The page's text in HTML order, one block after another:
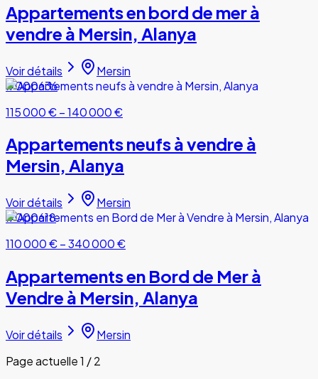
Appartements en bord de mer à
vendre à Mersin, Alanya
Voir détails
Mersin
#000636
115 000 €–140 000 €
Appartements neufs à vendre à
Mersin, Alanya
Voir détails
Mersin
#000618
110 000 €–340 000 €
Appartements en Bord de Mer à
Vendre à Mersin, Alanya
Voir détails
Mersin
Page actuelle 1 / 2